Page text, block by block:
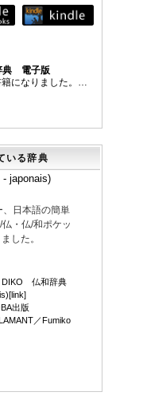
典 電子版
籍になりました。…
いる辞典
japonais)
日本語の簡単
・仏/和ポケッ
した。
DIKO 仏和辞典
link]
出版
／Fumiko